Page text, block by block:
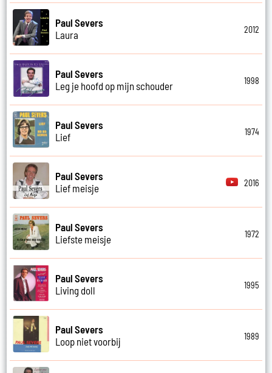
Paul Severs
Laura
2012
Paul Severs
Leg je hoofd op mijn schouder
1998
Paul Severs
Lief
1974
Paul Severs
Lief meisje
2016
Paul Severs
Liefste meisje
1972
Paul Severs
Living doll
1995
Paul Severs
Loop niet voorbij
1989